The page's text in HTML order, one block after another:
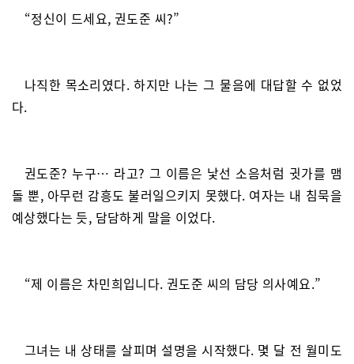
“정신이 드세요, 권도준 씨?”
나직한 목소리였다. 하지만 나는 그 물음에 대답할 수 없었
다.
권도준? 누구… 라고? 그 이름은 낯선 소음처럼 귓가를 맴
돌 뿐, 아무런 감흥도 불러일으키지 못했다. 여자는 내 침묵을
예상했다는 듯, 담담하게 말을 이었다.
“제 이름은 차민희입니다. 권도준 씨의 담당 의사예요.”
그녀는 내 상태를 살피며 설명을 시작했다. 몇 달 전 월미도